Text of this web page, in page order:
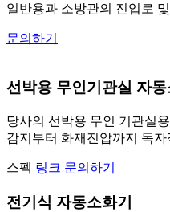
일반용과 소방관의 진입로
문의하기
선박용 무인기관실 자동
당사의 선박용 무인 기관실
감지부터 화재진압까지 독
스펙 링크 문의하기
전기식 자동소화기